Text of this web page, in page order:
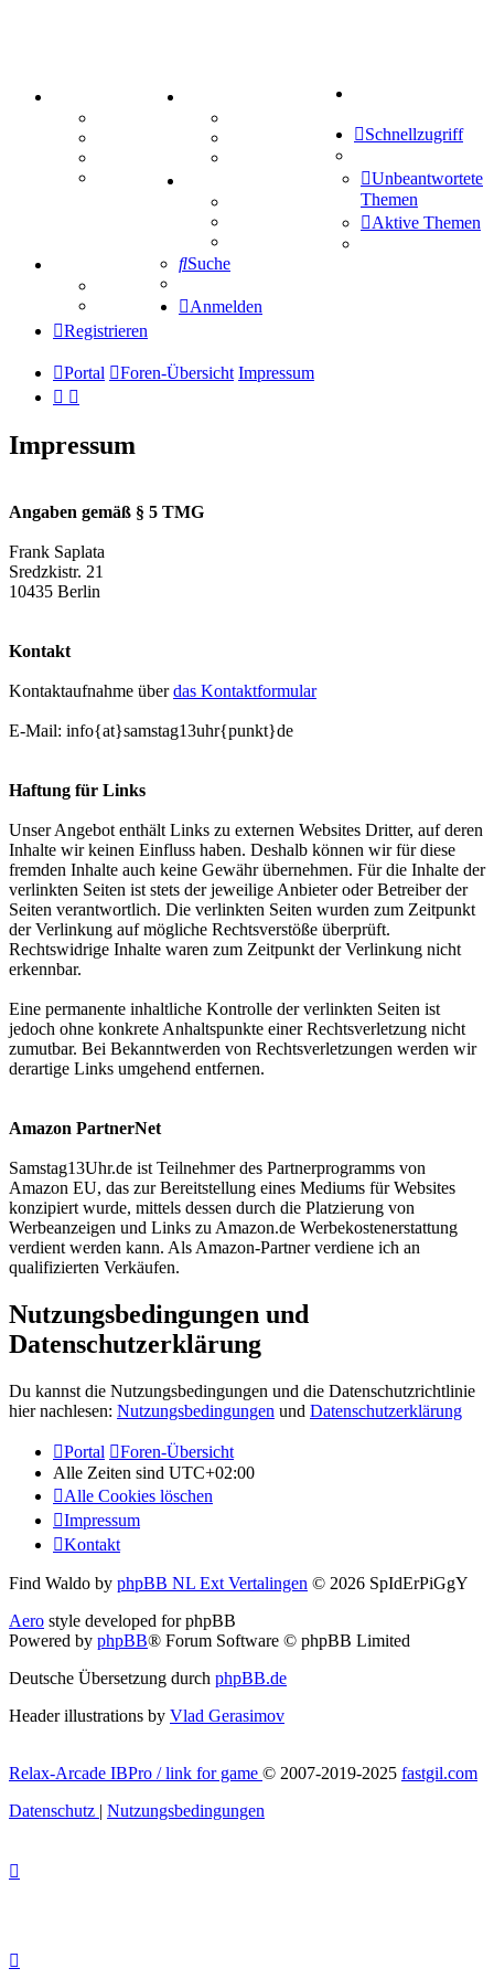
Mastodon
Treffenübersicht
Zitatesammlung
Schiffe versenken
Tipprunde
Comunio
Schnellzugriff
Unbeantwortete
Themen
Aktive Themen
Suche
Anmelden
Registrieren
Portal Foren-Übersicht Impressum
Impressum
Angaben gemäß § 5 TMG
Frank Saplata
Sredzkistr. 21
10435 Berlin
Kontakt
Kontaktaufnahme überdas Kontaktformular
E-Mail: info{at}samstag13uhr{punkt}de
Haftung für Links
Unser Angebot enthält Links zu externen Websites Dritter, auf deren
Inhalte wir keinen Einfluss haben. Deshalb können wir für diese
fremden Inhalte auch keine Gewähr übernehmen. Für die Inhalte der
verlinkten Seiten ist stets der jeweilige Anbieter oder Betreiber der
Seiten verantwortlich. Die verlinkten Seiten wurden zum Zeitpunkt
der Verlinkung auf mögliche Rechtsverstöße überprüft.
Rechtswidrige Inhalte waren zum Zeitpunkt der Verlinkung nicht
erkennbar.
Eine permanente inhaltliche Kontrolle der verlinkten Seiten ist
jedoch ohne konkrete Anhaltspunkte einer Rechtsverletzung nicht
zumutbar. Bei Bekanntwerden von Rechtsverletzungen werden wir
derartige Links umgehend entfernen.
Amazon PartnerNet
Samstag13Uhr.de ist Teilnehmer des Partnerprogramms von
Amazon EU, das zur Bereitstellung eines Mediums für Websites
konzipiert wurde, mittels dessen durch die Platzierung von
Werbeanzeigen und Links zu Amazon.de Werbekostenerstattung
verdient werden kann. Als Amazon-Partner verdiene ich an
qualifizierten Verkäufen.
Nutzungsbedingungen und
Datenschutzerklärung
Du kannst die Nutzungsbedingungen und die Datenschutzrichtlinie
hier nachlesen: Nutzungsbedingungen und Datenschutzerklärung
Portal
Foren-Übersicht
Alle Zeiten sind UTC+02:00
Alle Cookies löschen
Impressum
Kontakt
Find Waldo by phpBB NL Ext Vertalingen © 2026 SpIdErPiGgY
Aero style developed for phpBB
Powered by phpBB® Forum Software © phpBB Limited
Deutsche Übersetzung durch phpBB.de
Header illustrations by Vlad Gerasimov
Relax-Arcade IBPro / link for game © 2007-2019-2025 fastgil.com
Datenschutz | Nutzungsbedingungen